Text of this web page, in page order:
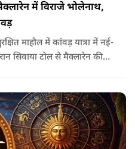
में विराजे भोलेनाथ,
माहौल में कांवड़ यात्रा में नई-
सिवाया टोल से मैक्लारेन की